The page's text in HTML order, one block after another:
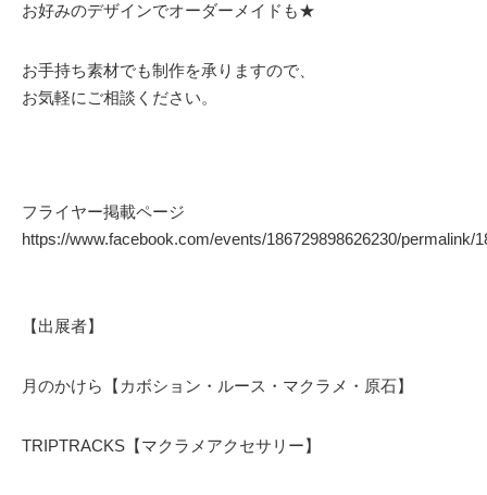
お好みのデザインでオーダーメイドも★
お手持ち素材でも制作を承りますので、
お気軽にご相談ください。
フライヤー掲載ページ
https://www.facebook.com/events/186729898626230/permalink/
【出展者】
月のかけら【カボション・ルース・マクラメ・原石】
TRIPTRACKS【マクラメアクセサリー】